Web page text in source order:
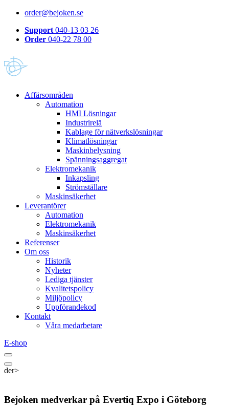
order@bejoken.se
Support 040-13 03 26
Order 040-22 78 00
Affärsområden
Automation
HMI Lösningar
Industrirelä
Kablage för nätverkslösningar
Klimatlösningar
Maskinbelysning
Spänningsaggregat
Elektromekanik
Inkapsling
Strömställare
Maskinsäkerhet
Leverantörer
Automation
Elektromekanik
Maskinsäkerhet
Referenser
Om oss
Historik
Nyheter
Lediga tjänster
Kvalitetspolicy
Miljöpolicy
Uppförandekod
Kontakt
Våra medarbetare
E-shop
der>
Bejoken medverkar på Evertiq Expo i Göteborg